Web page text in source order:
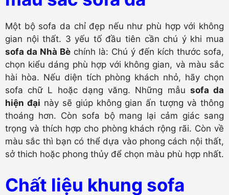
Một bộ sofa da chỉ đẹp nếu như phù hợp với không
gian nội thất. 3 yếu tố đầu tiên cần chú ý khi mua
sofa da Nhà Bè chính là: Chú ý đến kích thước sofa,
chọn kiểu dáng phù hợp với không gian, và màu sắc
hài hòa. Nếu diện tích phòng khách nhỏ, hãy chọn
sofa chữ L hoặc dạng văng. Những mẫu sofa da
hiện đại này sẽ giúp không gian ấn tượng và thông
thoáng hơn. Còn sofa bộ mang lại cảm giác sang
trọng và thích hợp cho phòng khách rộng rãi. Còn về
màu sắc thì bạn có thể dựa vào phong cách nội thất,
sở thich hoặc phong thủy để chọn màu phù hợp nhất.
Chất liệu khung sofa